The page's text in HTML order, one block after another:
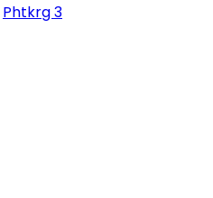
Phtkrg 3